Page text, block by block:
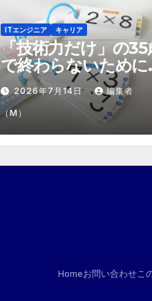
ITエンジニア キャリア
「技術力だけ」の35
で終わらないために
市場価値を1.5倍にす
『プラスα』の掛け算
2026年7月14日 編集者
（M）
Homeお問い合わせこ